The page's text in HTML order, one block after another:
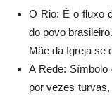
O Rio: É o fluxo
do povo
Mãe da Igreja se
A Rede: Símbolo
por vezes